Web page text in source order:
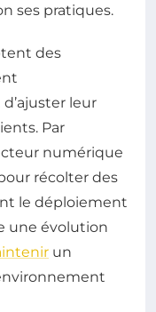
ses pratiques.
des
leur
Par
numérique
récolter des
le déploiement
une évolution
un